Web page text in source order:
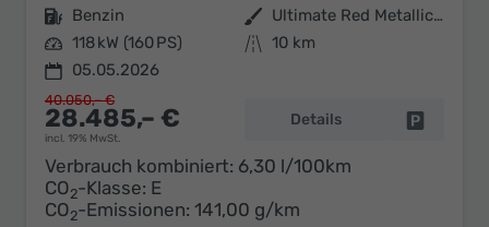
Kraftstoff Benzin Außenfarbe
Ultimate Red Metallic / Dachfarb
Leistung 118 kW (160 PS) Kilometerstand 10 km
05.05.2026
28.485,– €
incl. 19% MwSt.
40.050,– €
Details
Verbrauch kombiniert: 6,30 l/100km
CO2-Klasse: E
CO2-Emissionen: 141,00 g/km